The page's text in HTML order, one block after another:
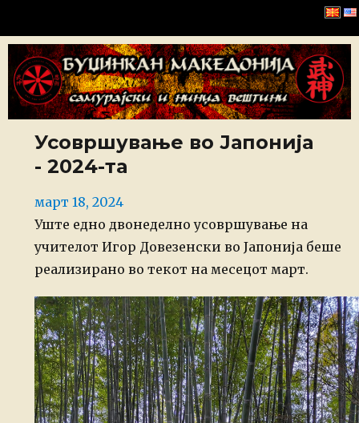
Буџинкан Македонија
Усовршување во Јапонија
- 2024-та
Posted
on
март 18, 2024
Уште едно двонеделно усовршување на
учителот Игор Довезенски во Јапонија беше
реализирано во текот на месецот март.